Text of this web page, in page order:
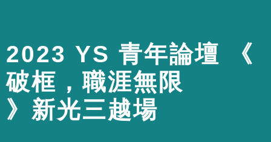
2023 YS 青年論壇
《
破框 ，職涯無 限
》 新光三越場